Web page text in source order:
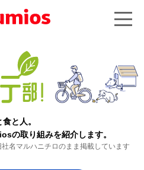
と人。
の取り組みを紹介します。
名マルハニチロのまま掲載しています